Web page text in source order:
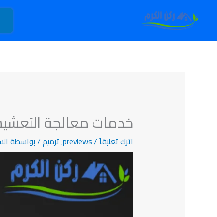
المحتوى
خدمات معالجة
اترك تعليقاً/
previews
,ترميم/ بواسطة